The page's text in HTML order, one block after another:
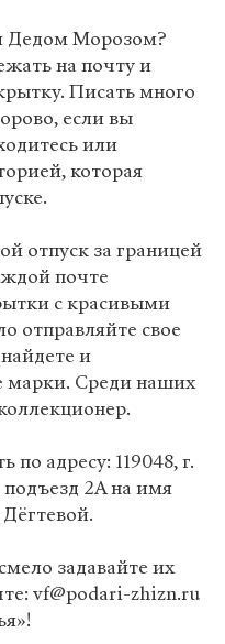
Дедом Морозом?
на почту и
Писать много
если вы
или
которая
отпуск за границей
почте
с красивыми
отправляйте свое
и
марки. Среди наших
адресу: 119048, г.
подъезд 2А на имя
задавайте их
vf@podari-zhizn.ru